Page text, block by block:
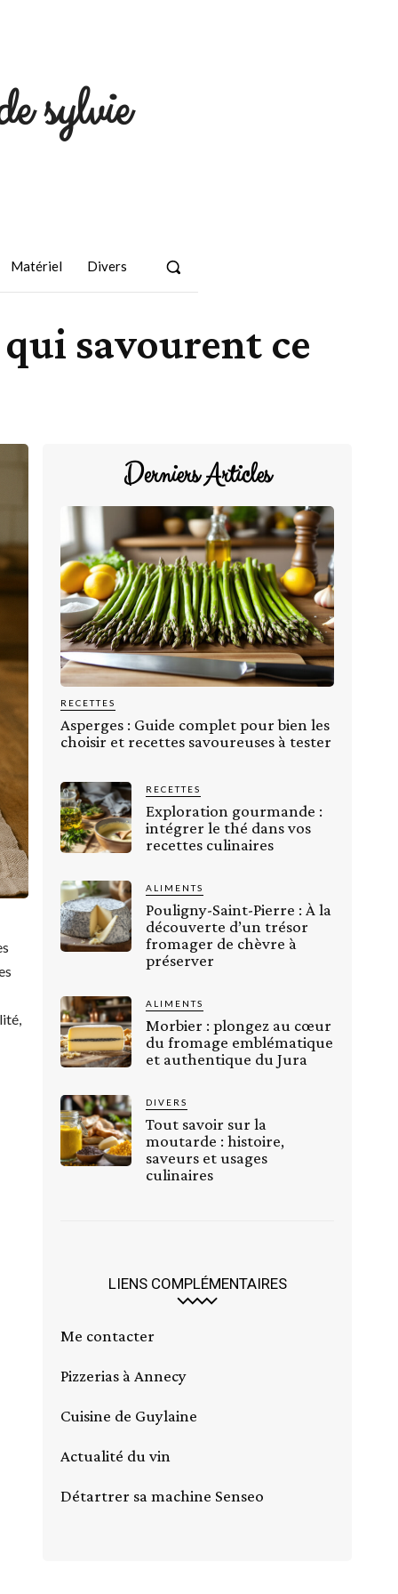
sylvie
Matériel Divers
savourent ce
Derniers Articles
RECETTES
Asperges : Guide complet pour bien les
choisir et recettes savoureuses à tester
RECETTES
Exploration gourmande :
intégrer le thé dans vos
recettes culinaires
ALIMENTS
Pouligny-Saint-Pierre : À la
découverte d’un trésor
fromager de chèvre à
préserver
ALIMENTS
Morbier : plongez au cœur
du fromage emblématique
et authentique du Jura
DIVERS
Tout savoir sur la
moutarde : histoire,
saveurs et usages
culinaires
LIENS COMPLÉMENTAIRES
Me contacter
Pizzerias à Annecy
Cuisine de Guylaine
Actualité du vin
Détartrer sa machine Senseo